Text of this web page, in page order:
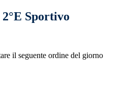
Sportivo
il seguente ordine del giorno